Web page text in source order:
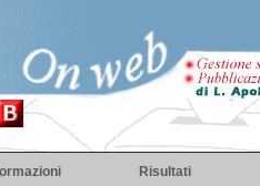
Risultati